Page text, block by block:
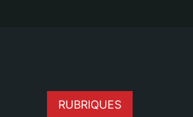
RUBRIQUES